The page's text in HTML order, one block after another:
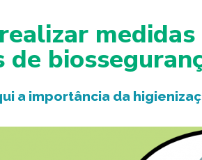
a importância da